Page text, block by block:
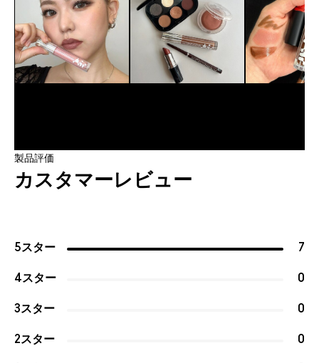
製品評価
カスタマーレビュー
5スター 7
4スター 0
3スター 0
2スター 0